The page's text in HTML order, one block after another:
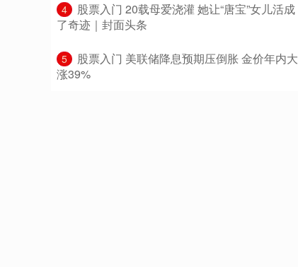
4
​股票入门 20载母爱浇灌 她让“唐宝”女儿活成
了奇迹｜封面头条
5
​股票入门 美联储降息预期压倒胀 金价年内大
涨39%